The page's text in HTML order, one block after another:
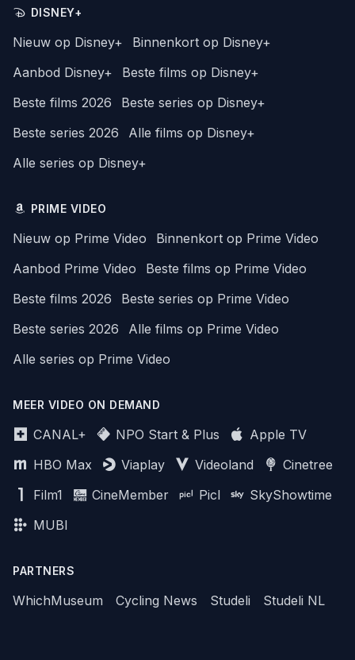
DISNEY+
Nieuw op Disney+
Binnenkort op Disney+
Aanbod Disney+
Beste films op Disney+
Beste films 2026
Beste series op Disney+
Beste series 2026
Alle films op Disney+
Alle series op Disney+
PRIME VIDEO
Nieuw op Prime Video
Binnenkort op Prime Video
Aanbod Prime Video
Beste films op Prime Video
Beste films 2026
Beste series op Prime Video
Beste series 2026
Alle films op Prime Video
Alle series op Prime Video
MEER VIDEO ON DEMAND
CANAL+ NPO Start & Plus
Apple TV
HBO Max
Viaplay Videoland
Cinetree
Film1
CineMember Picl
SkyShowtime
MUBI
PARTNERS
WhichMuseum Cycling News Studeli Studeli NL